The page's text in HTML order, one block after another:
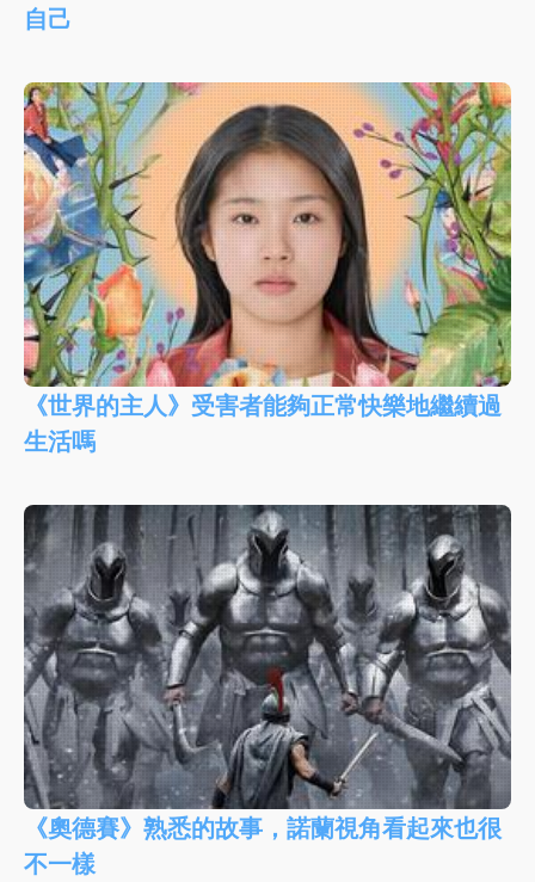
自己
《世界的主人》受害者能夠正常快樂地繼續過
生活嗎
《奧德賽》熟悉的故事，諾蘭視角看起來也很
不一樣